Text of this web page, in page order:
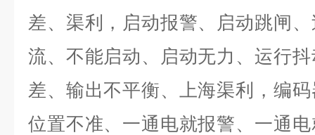
差、渠利，启动报警、启动跳闸
流、不能启动、启动无力、运行
差、输出不平衡、上海渠利，编
位置不准、一通电就报警、一通